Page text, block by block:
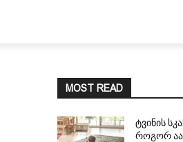
MOST READ
ტვინის
როგორ